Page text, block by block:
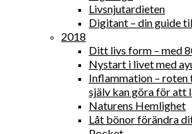
Livsnjutardieten
Digitant – din guide
2018
Ditt livs form – med
Nystart i livet med
Inflammation – roten
själv kan göra för att
Naturens Hemlighet
Låt bönor förändra